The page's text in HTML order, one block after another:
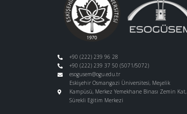
+90 (222) 239 96 28
+90 (222) 239 37 50 (5071/5072)
esogusem@ogu.edu.tr
Eskişehir Osmangazi Üniversitesi, Meşelik
Kampüsü, Merkez Yemekhane Binası Zemin Kat,
Sürekli Eğitim Merkezi